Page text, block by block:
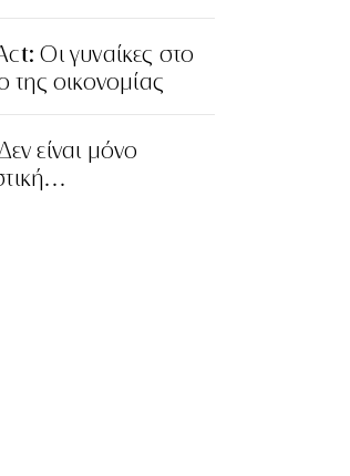
Οι γυναίκες στο
της οικονομίας
είναι μόνο